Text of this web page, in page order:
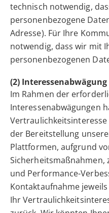
technisch notwendig,
personenbezogene
Adresse). Für Ihre
notwendig, dass wir mit
personenbezogenen
(2) Interessenabwägung
Im Rahmen der
Interessenabwägungen
der Bereitstellung
Plattformen, aufgrund
und Performance-
Kontaktaufnahme
Ihr